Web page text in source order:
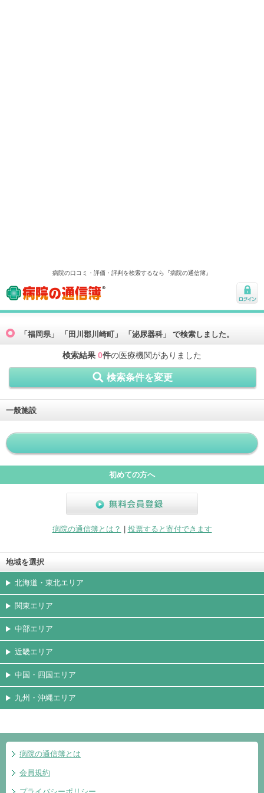
病院の口コミ・評価・評判を検索するなら『病院の通信簿』
病院の通信簿
ログ
「福岡県」 「田川郡川崎町」 「泌尿器科」 で検索しました。
検索結果 0件の医療機関がありました
検索条件を変更
一般施設
初めての方へ
病院の通信簿とは？
投票すると寄付できます
地域を選択
北海道・東北エリア
関東エリア
中部エリア
近畿エリア
中国・四国エリア
九州・沖縄エリア
病院の通信簿とは
会員規約